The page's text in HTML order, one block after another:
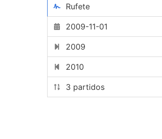
Rufete
2009-11-01
2009
2010
3 partidos